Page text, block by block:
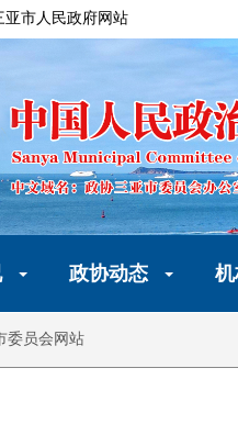
亚市人民政府网站
政协动态
委员会网站